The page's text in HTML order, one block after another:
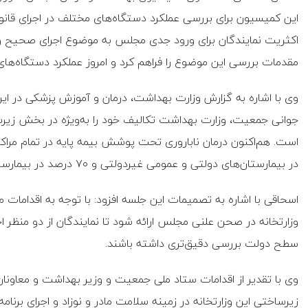
این کمیسیون برای بررسی عملکرد دستگاه‌های مختلف در اجرای
اکثریت نمایندگان برای ورود جدی مجلس به موضوع اجرای
مقدمات بررسی این موضوع را فراهم کرد و امروز عملکرد
وی با اشاره به گزارش وزارت بهداشت، درمان و آموزش پزشکی در
جوانی جمعیت، وزارت بهداشت تکالیف خود را به‌ویژه در بخش
در بیمارستان‌های دولتی و عمومی غیردولتی و ۷۰ درصد در بیمارستان‌های خیریه و خصوصی پوشش داده می‌شود.
اسحاقی با اشاره به تصمیمات این جلسه افزود: با توجه به
وزارتخانه در صحن علنی مجلس ارائه شود تا نمایندگان از دو
سطح دولت بررسی دقیق‌تری داشته باشند.
وی با تقدیر از اقدامات ستاد ملی جمعیت و وزیر بهداشت و
زیرساختی این وزارتخانه در زمینه سلامت مادر و نوزاد و اجرای